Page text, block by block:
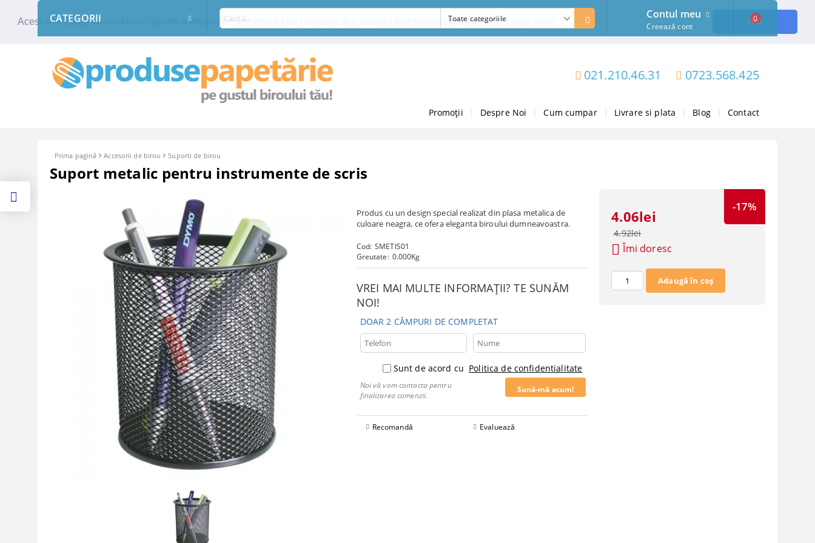
Acest site foloseste cookie-uri pentru a imbunatati experienta de navigare si a asigura functionalitati aditionale. OK!
021.210.46.31 0723.568.425
Promoții Despre Noi Cum cumpar Livrare si plata Blog Contact
CATEGORII Contul meu
Creează cont
0
Prima pagină Accesorii de birou Suporti de birou
Suport metalic pentru instrumente de scris
Produs cu un design special realizat din plasa metalica de
culoare neagra, ce ofera eleganta biroului dumneavoastra.
Cod: SMETIS01
Greutate: 0.000Kg
VREI MAI MULTE INFORMAȚII? TE SUNĂM
NOI!
DOAR 2 CÂMPURI DE COMPLETAT
Sunt de acord cu Politica de confidentialitate
Noi vă vom contacta pentru
finalizarea comenzii.
Recomandă Evaluează
-17%
4.06lei
4.92lei
Îmi doresc